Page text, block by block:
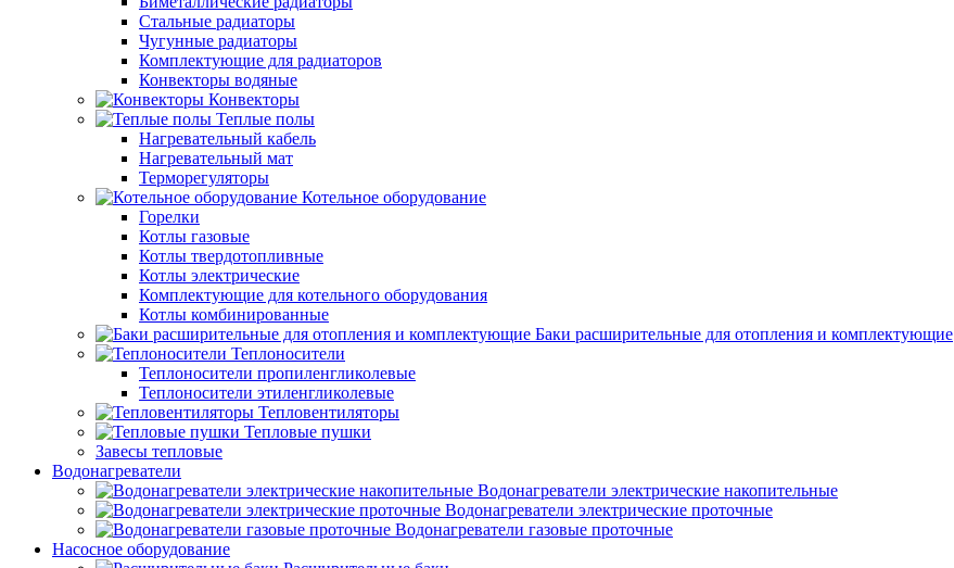
Стальные радиаторы
Чугунные радиаторы
Комплектующие для радиаторов
Конвекторы водяные
Конвекторы
Теплые полы
Нагревательный кабель
Нагревательный мат
Терморегуляторы
Котельное оборудование
Горелки
Котлы газовые
Котлы твердотопливные
Котлы электрические
Комплектующие для котельного оборудования
Котлы комбинированные
Баки расширительные для отопления и комплектующие
Теплоносители
Теплоносители пропиленгликолевые
Теплоносители этиленгликолевые
Тепловентиляторы
Тепловые пушки
Завесы тепловые
Водонагреватели
Водонагреватели электрические накопительные
Водонагреватели электрические проточные
Водонагреватели газовые проточные
Насосное оборудование